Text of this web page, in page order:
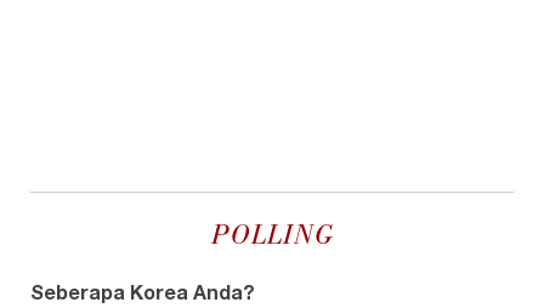
POLLING
Seberapa Korea Anda?